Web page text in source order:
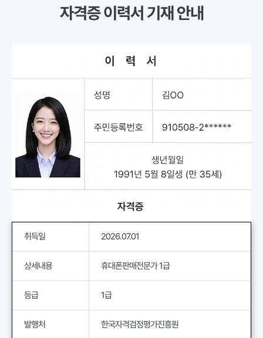
자격증 이력서 기재 안내
취득일 2026.07.01
상세내용 휴대폰판매전문가 1급
등급 1급
발행처 한국자격검정평가진흥원